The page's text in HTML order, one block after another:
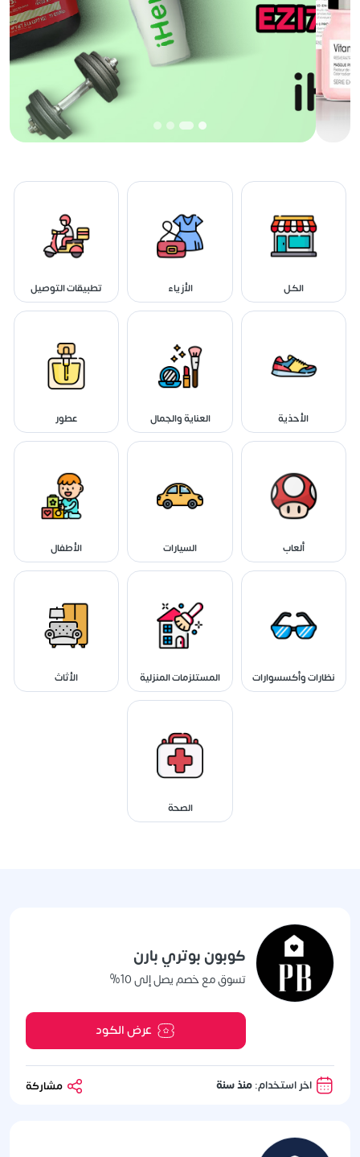
الكل الأزياء تطبيقات التوصيل
الأحذية العناية والجمال عطور
ألعاب السيارات الأطفال
نظارات وأكسسوارات المستلزمات المنزلية الأثاث
الصحة
كوبون بوتري بارن
تسوق مع خصم يصل إلى 10%
عرض الكود
اخر استخدام:منذ سنة